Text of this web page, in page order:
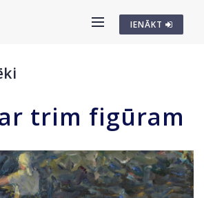
IENĀKT
trim figūram